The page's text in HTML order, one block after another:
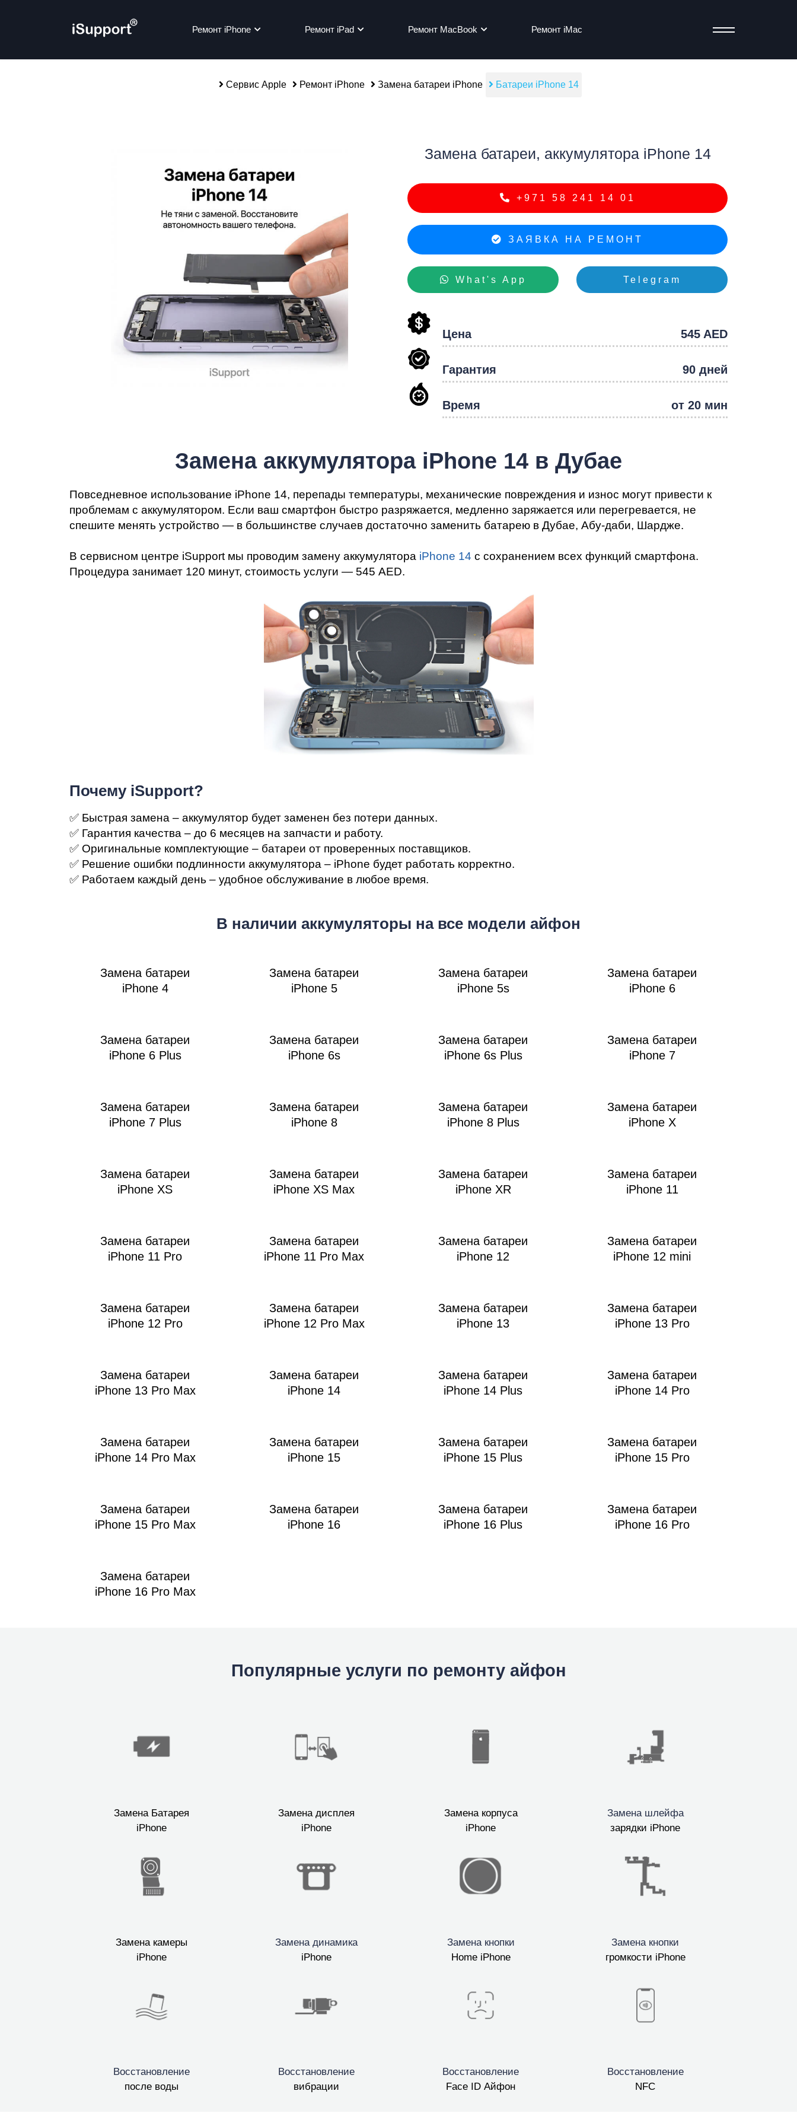
Ремонт iPhone Ремонт iPad Ремонт MacBook Ремонт iMac
Ремонт
iPhone
Ремонт
iPad
Ремонт
MacBook
Ремонт
iMac
Сервис Apple Ремонт iPhone Замена батареи iPhone Батареи iPhone 14
Замена батареи, аккумулятора iPhone 14
+971 58 241 14 01
ЗАЯВКА НА РЕМОНТ
What's App Telegram
Цена 545 AED
Гарантия 90 дней
Время от 20 мин
Замена аккумулятора iPhone 14 в Дубае
Повседневное использование iPhone 14, перепады температуры, механические повреждения и износ могут привести к
проблемам с аккумулятором. Если ваш смартфон быстро разряжается, медленно заряжается или перегревается, не
спешите менять устройство — в большинстве случаев достаточно заменить батарею в Дубае, Абу-даби, Шардже.
В сервисном центре iSupport мы проводим замену аккумулятора iPhone 14 с сохранением всех функций смартфона.
Процедура занимает 120 минут, стоимость услуги — 545 AED.
Почему iSupport?
✅ Быстрая замена – аккумулятор будет заменен без потери данных.
✅ Гарантия качества – до 6 месяцев на запчасти и работу.
✅ Оригинальные комплектующие – батареи от проверенных поставщиков.
✅ Решение ошибки подлинности аккумулятора – iPhone будет работать корректно.
✅ Работаем каждый день – удобное обслуживание в любое время.
В наличии аккумуляторы на все модели айфон
Замена батареи
iPhone 4
Замена батареи
iPhone 5
Замена батареи
iPhone 5s
Замена батареи
iPhone 6
Замена батареи
iPhone 6 Plus
Замена батареи
iPhone 6s
Замена батареи
iPhone 6s Plus
Замена батареи
iPhone 7
Замена батареи
iPhone 7 Plus
Замена батареи
iPhone 8
Замена батареи
iPhone 8 Plus
Замена батареи
iPhone X
Замена батареи
iPhone XS
Замена батареи
iPhone XS Max
Замена батареи
iPhone XR
Замена батареи
iPhone 11
Замена батареи
iPhone 11 Pro
Замена батареи
iPhone 11 Pro Max
Замена батареи
iPhone 12
Замена батареи
iPhone 12 mini
Замена батареи
iPhone 12 Pro
Замена батареи
iPhone 12 Pro Max
Замена батареи
iPhone 13
Замена батареи
iPhone 13 Pro
Замена батареи
iPhone 13 Pro Max
Замена батареи
iPhone 14
Замена батареи
iPhone 14 Plus
Замена батареи
iPhone 14 Pro
Замена батареи
iPhone 14 Pro Max
Замена батареи
iPhone 15
Замена батареи
iPhone 15 Plus
Замена батареи
iPhone 15 Pro
Замена батареи
iPhone 15 Pro Max
Замена батареи
iPhone 16
Замена батареи
iPhone 16 Plus
Замена батареи
iPhone 16 Pro
Замена батареи
iPhone 16 Pro Max
Популярные услуги по ремонту айфон
Замена Батарея
iPhone
Замена дисплея
iPhone
Замена корпуса
iPhone
Замена шлейфа
зарядки iPhone
Замена камеры
iPhone
Замена динамика
iPhone
Замена кнопки
Home iPhone
Замена кнопки
громкости iPhone
Восстановление
после воды
Восстановление
вибрации
Восстановление
Face ID Айфон
Восстановление
NFC